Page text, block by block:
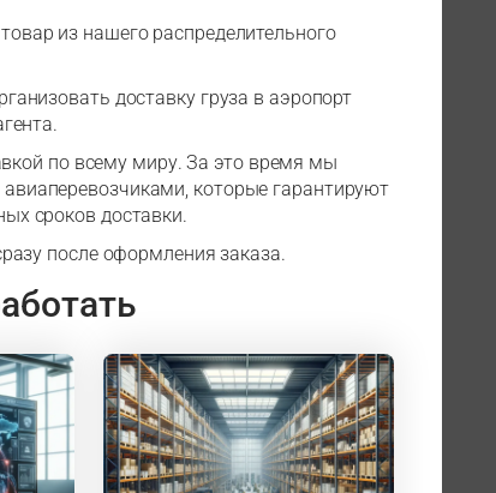
из нашего распределительного
доставку груза в аэропорт
по всему миру. За это время мы
которые гарантируют
сроков доставки.
после оформления заказа.